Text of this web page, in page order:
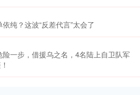
纯？这波“反差代言”太会了
一步，借援乌之名，4名陆上自卫队军